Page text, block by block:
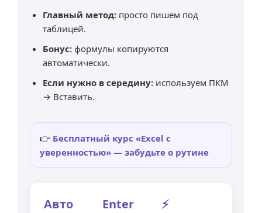
Главный метод: просто пишем под
таблицей.
Бонус: формулы копируются
автоматически.
Если нужно в середину: используем ПКМ
→ Вставить.
👉 Бесплатный курс «Excel с
уверенностью» — забудьте о рутине
Авто Enter ⚡